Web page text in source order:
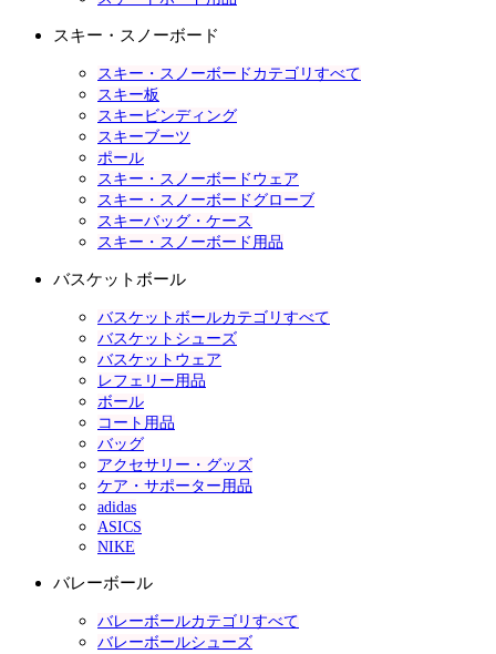
スキー・スノーボード
スキー・スノーボードカテゴリすべて
スキー板
スキービンディング
スキーブーツ
ポール
スキー・スノーボードウェア
スキー・スノーボードグローブ
スキーバッグ・ケース
スキー・スノーボード用品
バスケットボール
バスケットボールカテゴリすべて
バスケットシューズ
バスケットウェア
レフェリー用品
ボール
コート用品
バッグ
アクセサリー・グッズ
ケア・サポーター用品
adidas
ASICS
NIKE
バレーボール
バレーボールカテゴリすべて
バレーボールシューズ